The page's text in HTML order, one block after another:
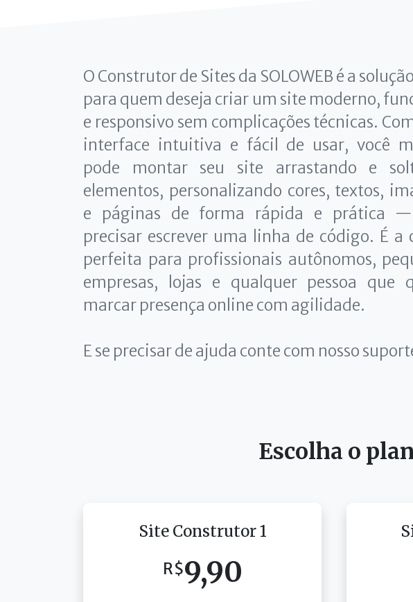
O Construtor de Sites da SOLOWEB é a
para quem deseja criar um site moderno,
e responsivo sem complicações técnicas.
interface intuitiva e fácil de usar, você
pode montar seu site arrastando e
elementos, personalizando cores, textos,
e páginas de forma rápida e prática
precisar escrever uma linha de código. É a
perfeita para profissionais autônomos,
empresas, lojas e qualquer pessoa que
marcar presença online com agilidade.
E se precisar de ajuda conte com nosso
Escolha o
Site Construtor 1
R$9,90